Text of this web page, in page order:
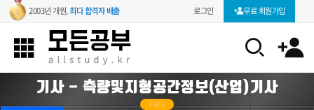
2003년 개원,최다 합격자 배출 로그인 무료 회원가입
기사 - 측량및지형공간정보(산업)기사
FREE